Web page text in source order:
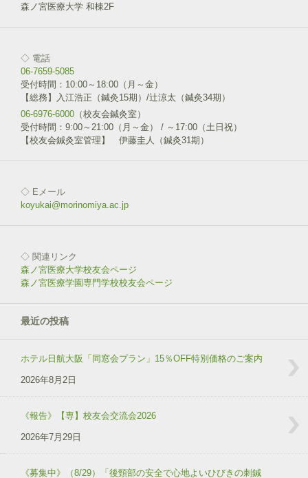
森ノ宮医療大学 和棟2F
◇ 電話
06-7659-5085
受付時間：10:00～18:00（月～金）
【総務】入江浩正（鍼灸15期）/辻涼太（鍼灸34期）
06-6976-6000 （校友会鍼灸室）
受付時間：9:00～21:00（月～金） / ～17:00（土日祝）
【校友会鍼灸室管理】 伊藤圭人（鍼灸31期）
◇ Eメール
koyukai@morinomiya.ac.jp
◇ 関連リンク
森ノ宮医療大学校友会ページ
森ノ宮医療学園専門学校校友会ページ
最近の投稿
ホテル日航大阪「同窓会プラン」15％OFF特別価格のご案内
2026年8月2日
《報告》【専】校友会交流会2026
2026年7月29日
《募集中》（8/29）「後頸部の安全で心地よいひびきの刺鍼